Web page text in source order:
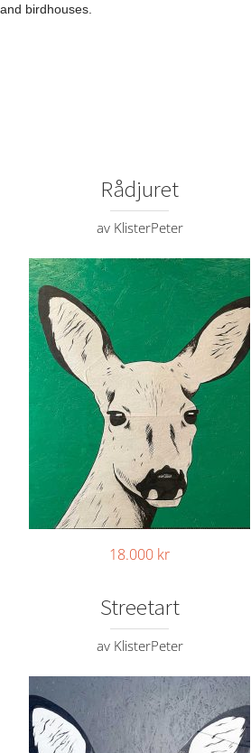
birdhouses.
Rådjuret
av KlisterPeter
18.000 kr
Streetart
av KlisterPeter